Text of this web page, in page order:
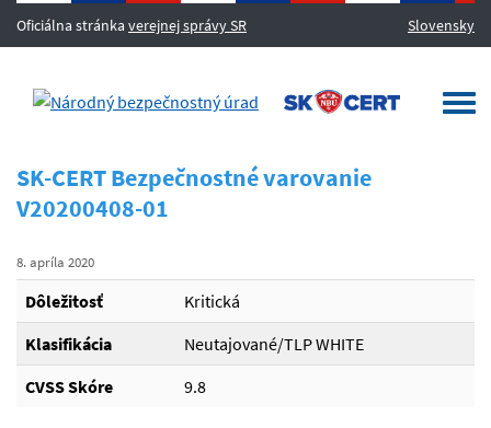
Oficiálna stránka verejnej správy SR Slovensky
MENU
SK-CERT Bezpečnostné varovanie
V20200408-01
8. apríla 2020
Dôležitosť
Kritická
Klasifikácia
Neutajované/TLP WHITE
CVSS Skóre
9.8